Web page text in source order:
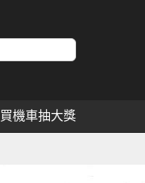
買機車抽大獎